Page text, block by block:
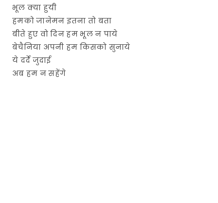
भूल क्या हुयी
हमको जानेमन इतना तो बता
बीते हुए वो दिन हम भूल न पाये
बेचैनिया अपनी हम किसको सुनाये
ये दर्दे जुदाई
अब हम न सहेंगे